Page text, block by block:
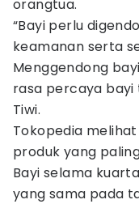
orangtua.
“Bayi perlu
keamanan serta
Menggendong
rasa percaya bayi
Tiwi.
Tokopedia
produk yang
Bayi selama
yang sama pada